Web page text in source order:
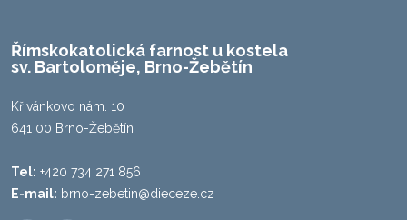
Odeslat zprávu
Římskokatolická farnost u kostela
sv. Bartoloměje, Brno-Žebětín
Křivánkovo nám. 10
641 00 Brno-Žebětín
Tel: +420 734 271 856
E-mail: brno-zebetin@dieceze.cz